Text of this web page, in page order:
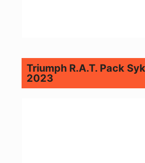
Triumph R.A.T. Pack
2023